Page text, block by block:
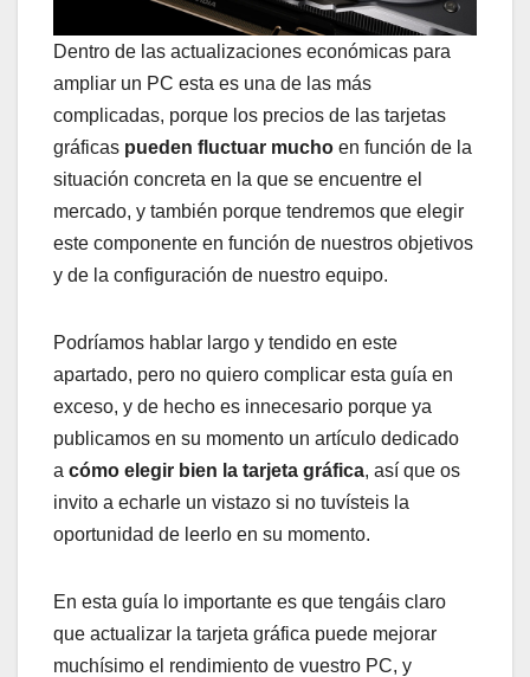
Dentro de las actualizaciones económicas para
ampliar un PC esta es una de las más
complicadas, porque los precios de las tarjetas
gráficas pueden fluctuar mucho en función de la
situación concreta en la que se encuentre el
mercado, y también porque tendremos que elegir
este componente en función de nuestros objetivos
y de la configuración de nuestro equipo.
Podríamos hablar largo y tendido en este
apartado, pero no quiero complicar esta guía en
exceso, y de hecho es innecesario porque ya
publicamos en su momento un artículo dedicado
a cómo elegir bien la tarjeta gráfica, así que os
invito a echarle un vistazo si no tuvísteis la
oportunidad de leerlo en su momento.
En esta guía lo importante es que tengáis claro
que actualizar la tarjeta gráfica puede mejorar
muchísimo el rendimiento de vuestro PC, y